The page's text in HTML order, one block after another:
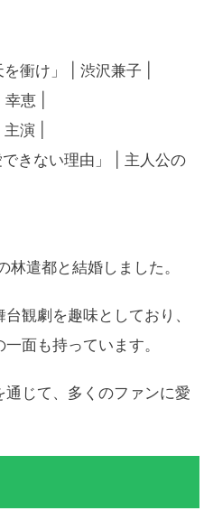
衝け」 | 渋沢兼子 |
恵 |
演 |
きない理由」 | 主人公の
遣都と結婚しました。
観劇を趣味としており、
面も持っています。
じて、多くのファンに愛